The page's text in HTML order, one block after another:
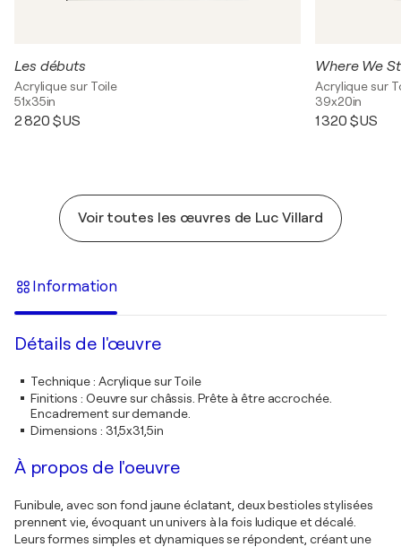
Les débuts
Acrylique sur Toile
51x35in
2 820 $US
Where We
Acrylique sur
39x20in
1 320 $US
Voir toutes les œuvres de Luc Villard
Information
Détails de l'œuvre
Technique: Acrylique sur Toile
Finitions : Oeuvre sur châssis. Prête à être accrochée.
Encadrement sur demande.
Dimensions : 31,5x31,5in
À propos de l'oeuvre
Funibule, avec son fond jaune éclatant, deux bestioles stylisées
prennent vie, évoquant un univers à la fois ludique et décalé.
Leurs formes simples et dynamiques se répondent, créant une